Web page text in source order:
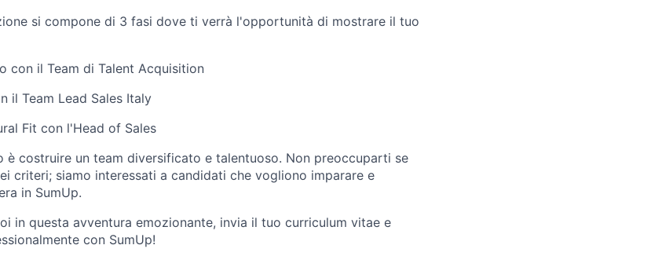
si compone di 3 fasi dove ti verrà l'opportunità di mostrare il tuo
con il Team di Talent Acquisition
il Team Lead Sales Italy
Fit con l'Head of Sales
è costruire un team diversificato e talentuoso. Non preoccuparti se
criteri; siamo interessati a candidati che vogliono imparare e
in SumUp.
in questa avventura emozionante, invia il tuo curriculum vitae e
con SumUp!